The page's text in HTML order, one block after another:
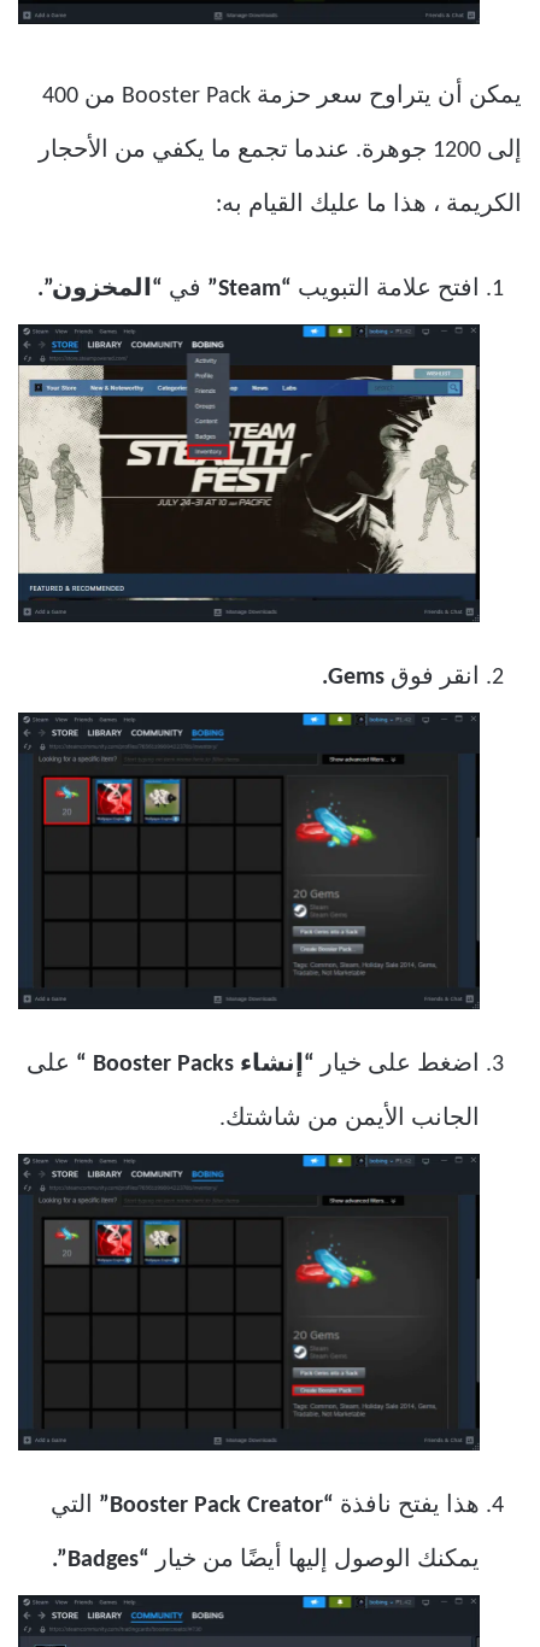
يمكن أن يتراوح سعر حزمة Booster Pack من 400
إلى 1200 جوهرة. عندما تجمع ما يكفي من الأحجار
الكريمة ، هذا ما عليك القيام به:
افتح علامة التبويب “Steam” في “المخزون”.
انقر فوق Gems.
اضغط على خيار “إنشاء Booster Packs “ على
الجانب الأيمن من شاشتك.
هذا يفتح نافذة “Booster Pack Creator” التي
يمكنك الوصول إليها أيضًا من خيار “Badges”.